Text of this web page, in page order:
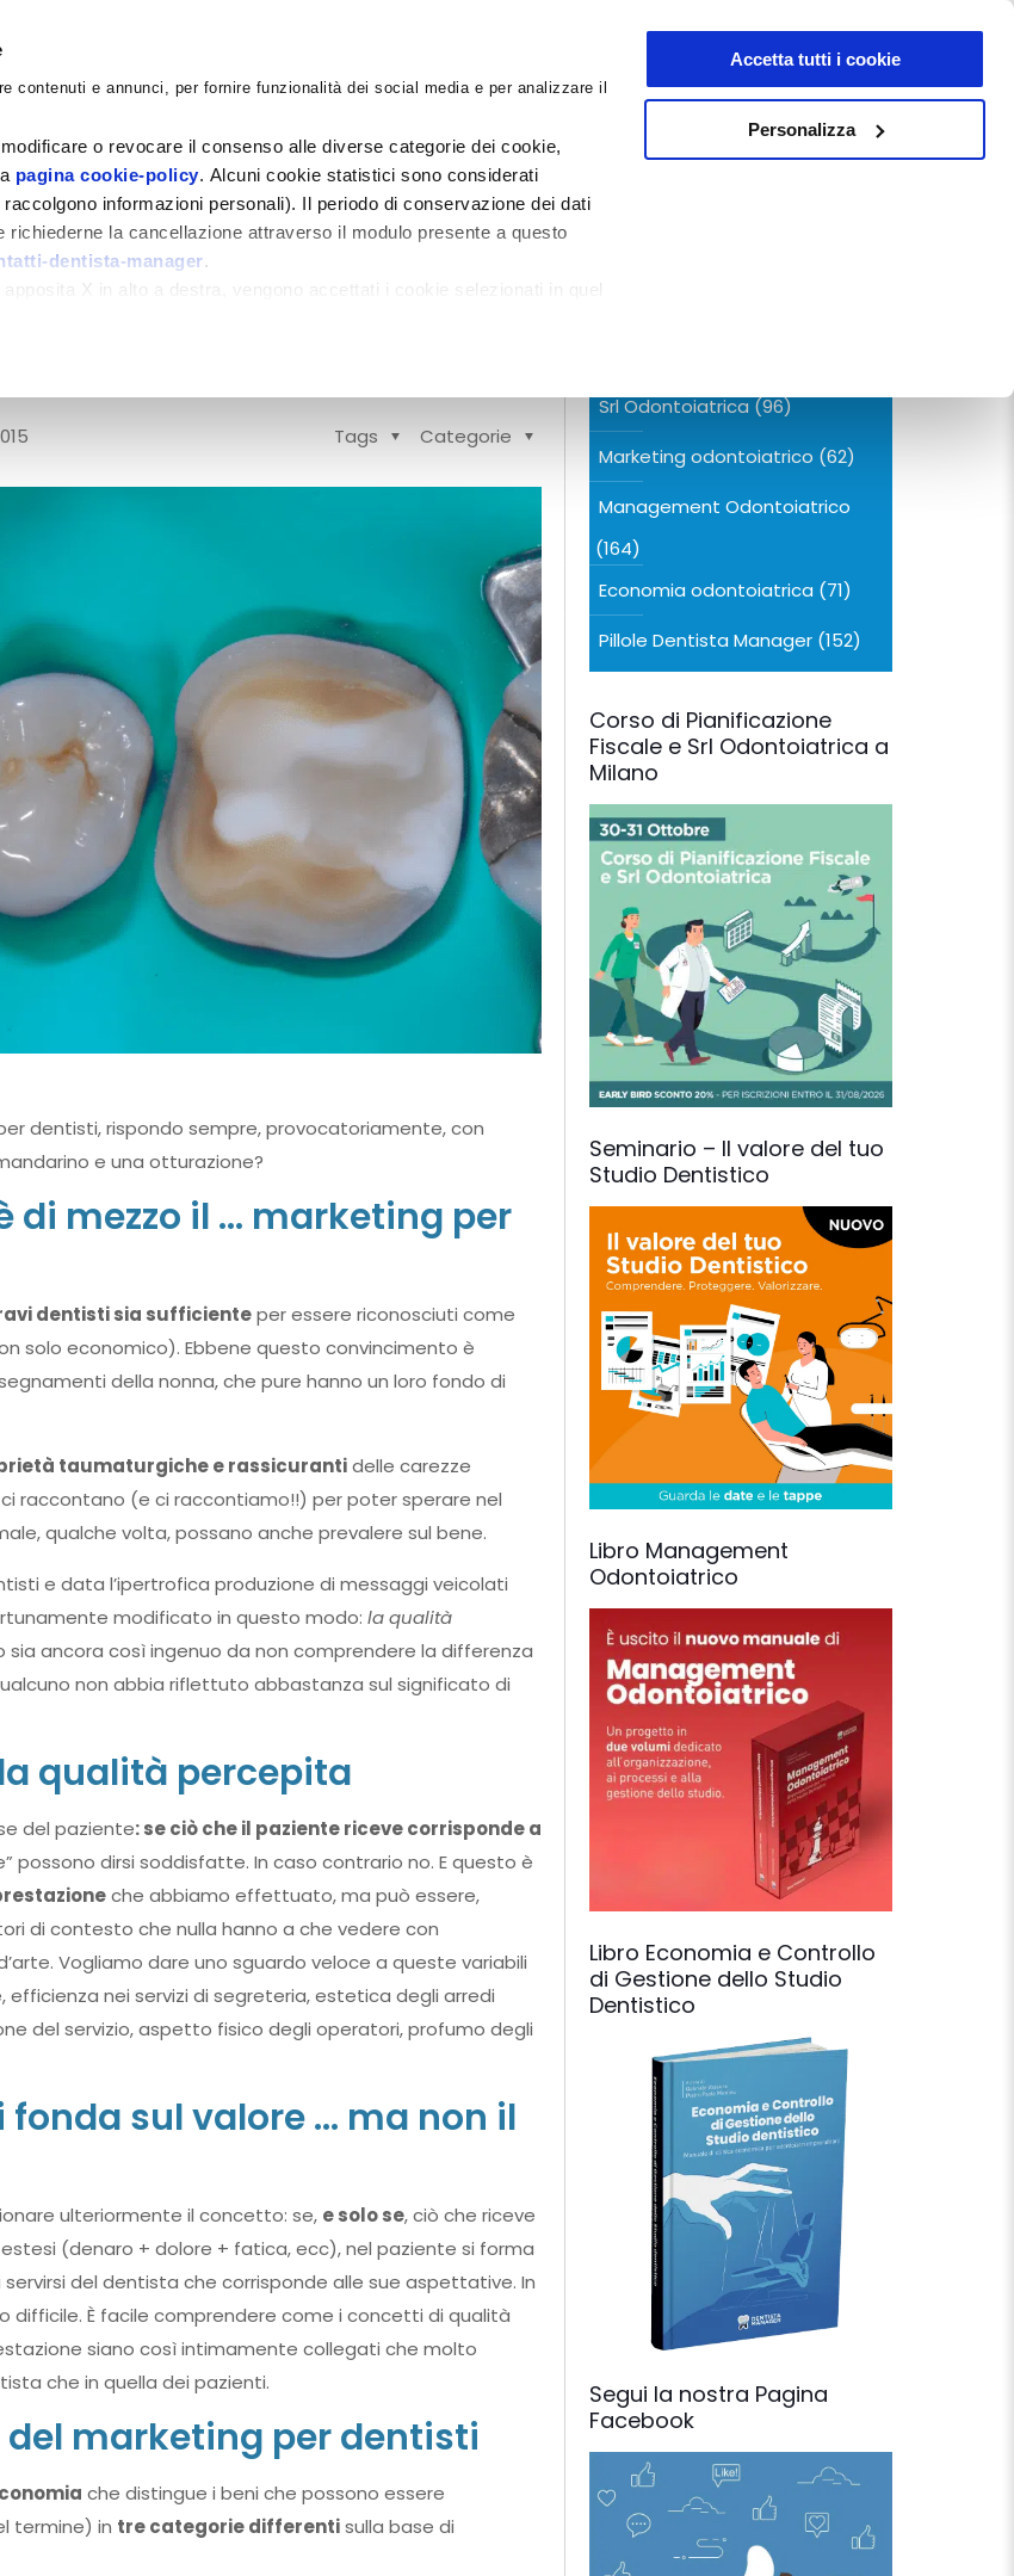
contenuti e annunci, per fornire funzionalità dei social media e per analizzare il
o revocare il consenso alle diverse categorie dei cookie,
pagina cookie-policy. Alcuni cookie statistici sono considerati
informazioni personali). Il periodo di conservazione dei dati
la cancellazione attraverso il modulo presente a questo
dentista-manager.
apposita X in alto a destra, vengono accettati i cookie selezionati in quel
Accetta tutti i cookie
Personalizza
NEWSLETTER
DOCUMENTI 0 0
ma perchè mai?
per dentisti, rispondo sempre,
Categorie
Tags
dentisti, rispondo sempre, provocatoriamente, con
e una otturazione?
di mezzo il … marketing per
dentisti sia sufficienteper essere riconosciuti come
solo economico). Ebbene questo convincimento è
della nonna, che pure hanno un loro fondo di
taumaturgiche e rassicurantidelle carezze
raccontano (e ci raccontiamo!!) per poter sperare nel
qualche volta, possano anche prevalere sul bene.
e data l’ipertrofica produzione di messaggi veicolati
modificato in questo modo: la qualità
sia ancora così ingenuo da non comprendere la differenza
non abbia riflettuto abbastanza sul significato di
qualità percepita
del paziente: se ciò che il paziente riceve corrisponde a
possono dirsi soddisfatte. In caso contrario no. E questo è
che abbiamo effettuato, ma può essere,
di contesto che nulla hanno a che vedere con
Vogliamo dare uno sguardo veloce a queste variabili
nei servizi di segreteria, estetica degli arredi
del servizio, aspetto fisico degli operatori, profumo degli
sul valore … ma non il
ulteriormente il concetto: se, e solo se, ciò che riceve
(denaro + dolore + fatica, ecc), nel paziente si forma
del dentista che corrisponde alle sue aspettative. In
È facile comprendere come i concetti di qualità
siano così intimamente collegati che molto
che in quella dei pazienti.
marketing per dentisti
che distingue i beni che possono essere
termine) in tre categorie differentisulla base di
CERCA NEL BLOG
Srl Odontoiatrica (96)
Marketing odontoiatrico (62)
Management Odontoiatrico
(164)
Economia odontoiatrica (71)
Pillole Dentista Manager (152)
Corso di Pianificazione
Fiscale e Srl Odontoiatrica a
Milano
Seminario – Il valore del tuo
Studio Dentistico
Libro Management
Odontoiatrico
Libro Economia e Controllo
di Gestione dello Studio
Dentistico
Segui la nostra Pagina
Facebook